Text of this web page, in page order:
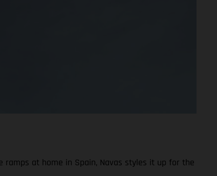
ramps at home in Spain, Navas styles it up for the